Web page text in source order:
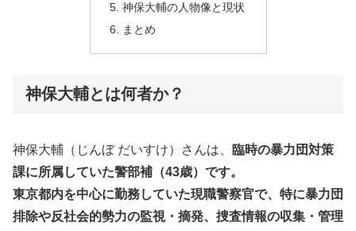
神保大輔の人物像と現状
まとめ
神保大輔とは何者か？
神保大輔（じんぼ だいすけ）さんは、
臨時の暴力団対策
課に所属していた警部補（43歳）です。
東京都内を中心に勤務していた現職警察官で、特に暴力団
排除や反社会的勢力の監視・摘発、捜査情報の収集・管理